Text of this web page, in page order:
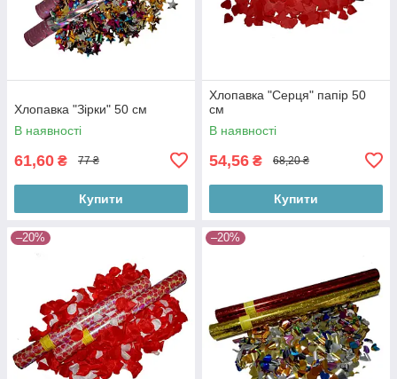
Хлопавка "Зірки" 50 см
В наявності
61,60 ₴ 77 ₴
Купити
Хлопавка "Серця" папір 50
см
В наявності
54,56 ₴ 68,20 ₴
Купити
–20% –20%